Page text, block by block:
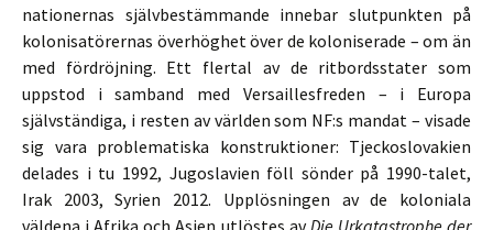
nationernas självbestämmande innebar slutpunkten på
kolonisatörernas överhöghet över de koloniserade – om än
med fördröjning. Ett flertal av de ritbordsstater som
uppstod i samband med Versaillesfreden – i Europa
självständiga, i resten av världen som NF:s mandat – visade
sig vara problematiska konstruktioner: Tjeckoslovakien
delades i tu 1992, Jugoslavien föll sönder på 1990-talet,
Irak 2003, Syrien 2012. Upplösningen av de koloniala
väldena i Afrika och Asien utlöstes avDie Urkatastrophe der